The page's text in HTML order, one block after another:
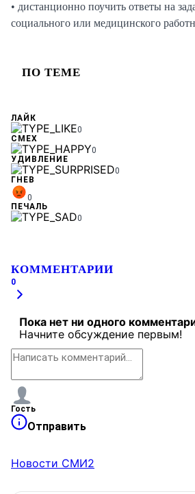
• дистанционно поучить ответы на
социального или медицинского
ПО ТЕМЕ
ЛАЙК
0
СМЕХ
0
УДИВЛЕНИЕ
0
ГНЕВ
0
ПЕЧАЛЬ
0
КОММЕНТАРИИ
0
Пока нет ни одного
Начните обсуждение первым!
Гость
Отправить
Новости СМИ2